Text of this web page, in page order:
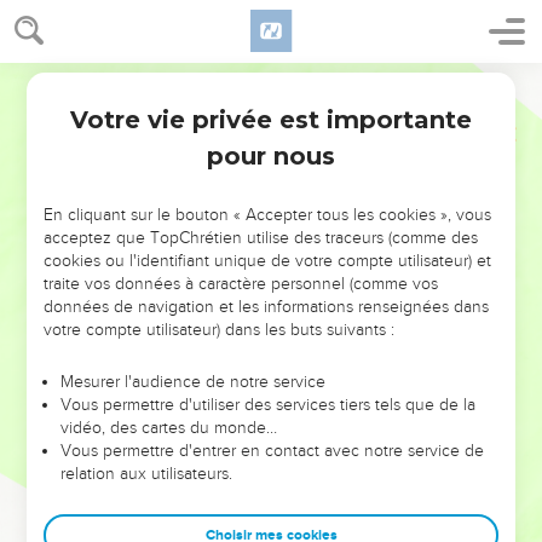
NE MANQUEZ PAS L’ÉVÉNEMENT
DE L’ANNÉE !
ET SI LEURS ERREURS POUVAIENT VOUS ÉVITER LES
VOTRES ?
leur foi ou leur vision. Mais on voit moins les doutes, les erreurs
et les saisons difficiles qu'ils ont traversés, alors même que ce
sont elles qui les ont façonnés.
Dans cette conférence, leaders, entrepreneurs, et responsables
clés pour avancer avec plus de sagesse afin que leurs erreurs
Votre vie privée est importante
pour nous
En cliquant sur le bouton « Accepter tous les cookies », vous
acceptez que TopChrétien utilise des traceurs (comme des
cookies ou l'identifiant unique de votre compte utilisateur) et
traite vos données à caractère personnel (comme vos
données de navigation et les informations renseignées dans
votre compte utilisateur) dans les buts suivants :
Mesurer l'audience de notre service
Vous permettre d'utiliser des services tiers tels que de la
vidéo, des cartes du monde…
Vous permettre d'entrer en contact avec notre service de
relation aux utilisateurs.
Choisir mes cookies